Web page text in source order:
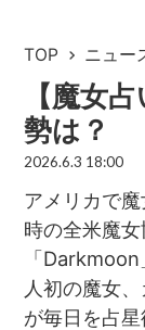
TOP ニュー
【魔女
勢は？
2026.6.3 18:00
アメリカで
時の全米魔
「
人初の魔女
が毎日を占星